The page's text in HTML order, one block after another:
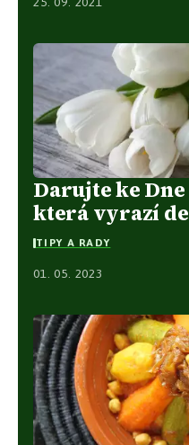
Darujte ke
která vyrazí
TIPY A RADY
01. 05. 2023